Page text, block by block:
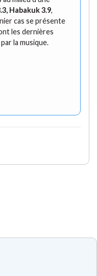
, Habakuk 3.9,
cas se présente
les dernières
la musique.